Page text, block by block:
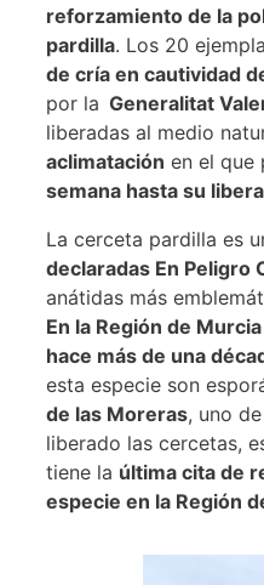
reforzamiento de la
pardilla. Los 20
de cría en cautividad
por la Generalitat
liberadas al medio
aclimatación en el que
semana hasta su
La cerceta pardilla es
declaradas En Peligro
anátidas más
En la Región de
hace más de una
esta especie son
de las Moreras, uno
liberado las cercetas,
tiene la última cita de
especie en la Región